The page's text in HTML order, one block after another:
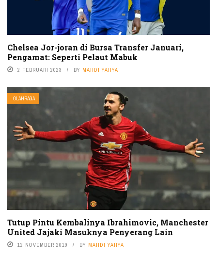
Chelsea Jor-joran di Bursa Transfer Januari,
Pengamat: Seperti Pelaut Mabuk
2 FEBRUARI 2023 BY MAHDI YAHYA
OLAHRAGA
Tutup Pintu Kembalinya Ibrahimovic, Manchester
United Jajaki Masuknya Penyerang Lain
12 NOVEMBER 2019 BY MAHDI YAHYA